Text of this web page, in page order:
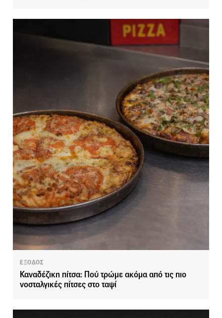
ΕΞΟΔΟΣ
Καναδέζικη πίτσα: Πού τρώμε ακόμα από τις πιο
νοσταλγικές πίτσες στο ταψί